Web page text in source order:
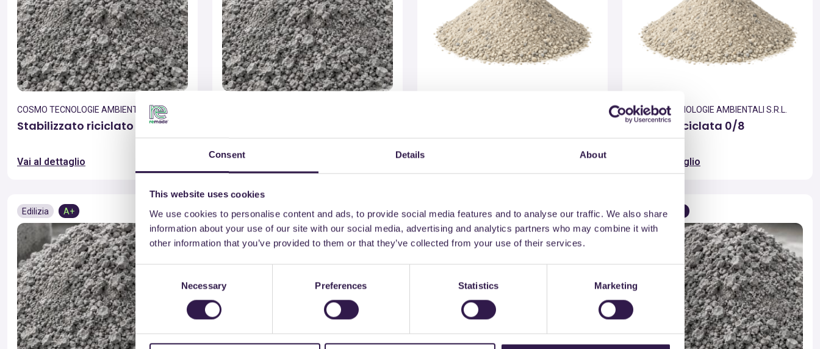
Consent Details About
This website uses cookies
We use cookies to personalise content and ads, to provide social media features and to analyse our traffic. We also share
information about your use of our site with our social media, advertising and analytics partners who may combine it with
other information that you’ve provided to them or that they’ve collected from your use of their services.
Consent
Selection
Necessary Preferences Statistics Marketing
COSMO TECNOLOGIE AMBIENTALI S.R.L.
Stabilizzato riciclato 0/32
Vai al dettaglio
8/32
Vai al dettaglio
COSMO TECNOLOGIE AMBIENTALI S.R.L.
Sabbia riciclata 0/8
Vai al dettaglio
Edilizia A+ Edilizia A Edilizia A Edilizia